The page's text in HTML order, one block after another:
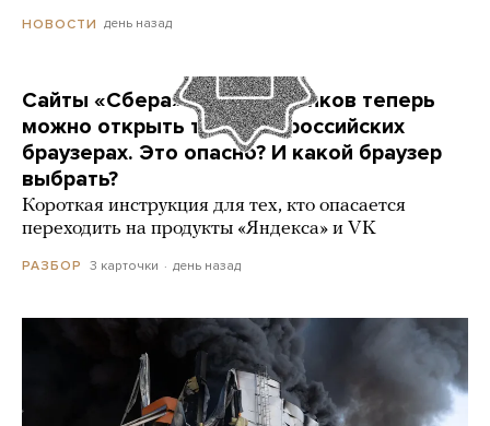
НОВОСТИ день назад
Сайты «Сбера» и других банков теперь
можно открыть только в российских
браузерах. Это опасно? И какой браузер
выбрать?
Короткая инструкция для тех, кто опасается
переходить на продукты «Яндекса» и VK
РАЗБОР 3 карточки день назад